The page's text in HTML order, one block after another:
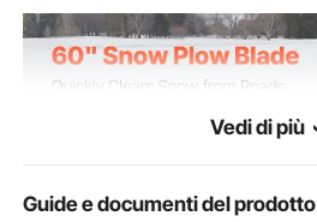
Vedi di più
Guide e documenti del prodotto